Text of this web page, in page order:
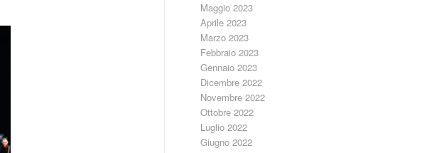
Maggio 2023
Aprile 2023
Marzo 2023
Febbraio 2023
Gennaio 2023
Dicembre 2022
Novembre 2022
Ottobre 2022
Luglio 2022
Giugno 2022